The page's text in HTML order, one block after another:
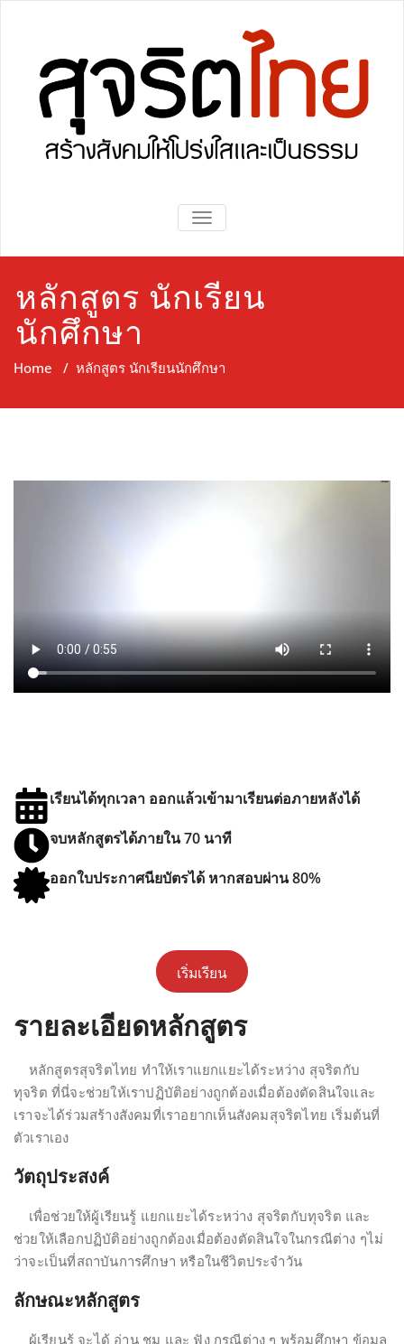
Sujaritthai
Sujaritthai
TOGGLE NAVIGATION
หลักสูตร นักเรียน
นักศึกษา
Home / หลักสูตร นักเรียนนักศึกษา
เรียนได้ทุกเวลา ออกแล้วเข้ามาเรียนต่อภายหลังได้
จบหลักสูตรได้ภายใน 70 นาที
ออกใบประกาศนียบัตรได้ หากสอบผ่าน 80%
เริ่มเรียน
รายละเอียดหลักสูตร
หลักสูตรสุจริตไทย ทำให้เราแยกแยะได้ระหว่าง สุจริตกับ
ทุจริต ที่นี่จะช่วยให้เราปฏิบัติอย่างถูกต้องเมื่อต้องตัดสินใจและ
เราจะได้ร่วมสร้างสังคมที่เราอยากเห็นสังคมสุจริตไทย เริ่มต้นที่
ตัวเราเอง
วัตถุประสงค์
เพื่อช่วยให้ผู้เรียนรู้ แยกแยะได้ระหว่าง สุจริตกับทุจริต และ
ช่วยให้เลือกปฏิบัติอย่างถูกต้องเมื่อต้องตัดสินใจในกรณีต่าง ๆไม่
ว่าจะเป็นที่สถาบันการศึกษา หรือในชีวิตประจำวัน
ลักษณะหลักสูตร
ผู้เรียนรู้ จะได้ อ่าน ชม และ ฟัง กรณีต่าง ๆ พร้อมศึกษา ข้อมูล